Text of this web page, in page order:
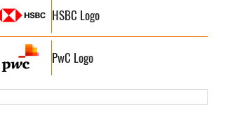
HSBC Logo
PwC Logo